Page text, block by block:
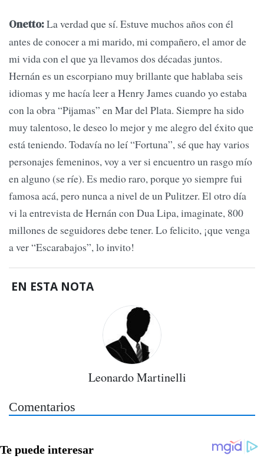
Onetto:La verdad que sí. Estuve muchos años con él
antes de conocer a mi marido, mi compañero, el amor de
mi vida con el que ya llevamos dos décadas juntos.
Hernán es un escorpiano muy brillante que hablaba seis
idiomas y me hacía leer a Henry James cuando yo estaba
con la obra “Pijamas” en Mar del Plata. Siempre ha sido
muy talentoso, le deseo lo mejor y me alegro del éxito que
está teniendo. Todavía no leí “Fortuna”, sé que hay varios
personajes femeninos, voy a ver si encuentro un rasgo mío
en alguno (se ríe). Es medio raro, porque yo siempre fui
famosa acá, pero nunca a nivel de un Pulitzer. El otro día
vi la entrevista de Hernán con Dua Lipa, imaginate, 800
millones de seguidores debe tener. Lo felicito, ¡que venga
a ver “Escarabajos”, lo invito!
EN ESTA NOTA
Leonardo Martinelli
Comentarios